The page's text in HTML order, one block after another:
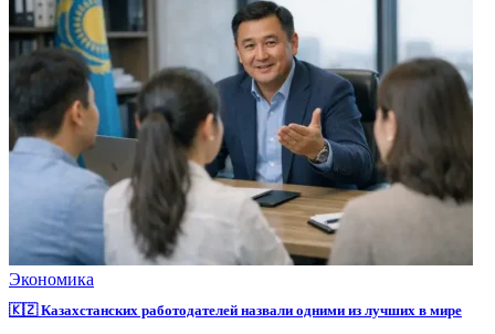
Экономика
🇰🇿 Казахстанских работодателей назвали одними из лучших в мире